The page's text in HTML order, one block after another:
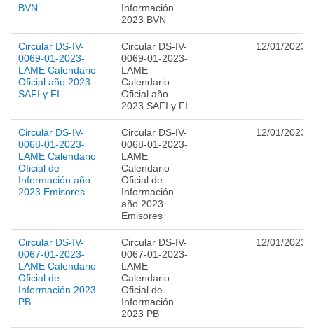
BVN
Información
2023 BVN
Circular DS-IV-
0069-01-2023-
LAME Calendario
Oficial año 2023
SAFI y FI
Circular DS-IV-
0069-01-2023-
LAME
Calendario
Oficial año
2023 SAFI y FI
12/01/2023
Circular DS-IV-
0068-01-2023-
LAME Calendario
Oficial de
Información año
2023 Emisores
Circular DS-IV-
0068-01-2023-
LAME
Calendario
Oficial de
Información
año 2023
Emisores
12/01/2023
Circular DS-IV-
0067-01-2023-
LAME Calendario
Oficial de
Información 2023
PB
Circular DS-IV-
0067-01-2023-
LAME
Calendario
Oficial de
Información
2023 PB
12/01/2023